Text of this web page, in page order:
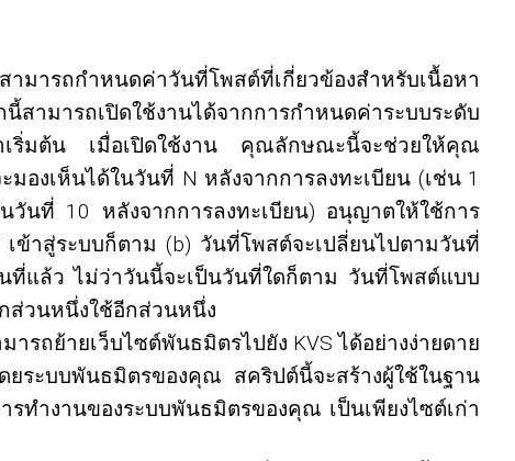
มารถกำหนดค่าวันที่โพสต์ที่เกี่ยวข้องสำหรับเนื้อหา
ามารถเปิดใช้งานได้จากการกำหนดค่าระบบระดับ
าเริ่มต้น เมื่อเปิดใช้งาน คุณลักษณะนี้จะช่วยให้คุณ
งเห็นได้ในวันที่ N หลังจากการลงทะเบียน (เช่น 1
วันที่ 10 หลังจากการลงทะเบียน) อนุญาตให้ใช้การ
ข้าสู่ระบบก็ตาม (b) วันที่โพสต์จะเปลี่ยนไปตามวันที่
ที่แล้ว ไม่ว่าวันนี้จะเป็นวันที่ใดก็ตาม วันที่โพสต์แบบ
ส่วนหนึ่งใช้อีกส่วนหนึ่ง
ถย้ายเว็บไซต์พันธมิตรไปยัง KVS ได้อย่างง่ายดาย
ยระบบพันธมิตรของคุณ สคริปต์นี้จะสร้างผู้ใช้ในฐาน
ทำงานของระบบพันธมิตรของคุณ เป็นเพียงไซต์เก่า